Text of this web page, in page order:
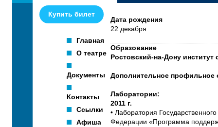
Купить билет
Главная
О театре
Документы
Контакты
Ссылки
Афиша
Дата рождения
22 декабря
Образование
Ростовский-на-Дону
Дополнительное профильное
Лаборатории:
2011 г.
• Лаборатория
Федерации «Программа